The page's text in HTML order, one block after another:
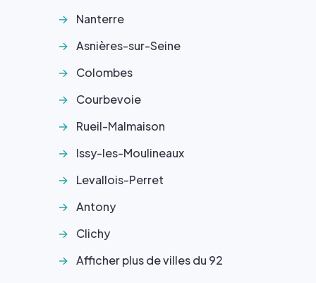
Nanterre
Asnières-sur-Seine
Colombes
Courbevoie
Rueil-Malmaison
Issy-les-Moulineaux
Levallois-Perret
Antony
Clichy
Afficher plus de villes du 92